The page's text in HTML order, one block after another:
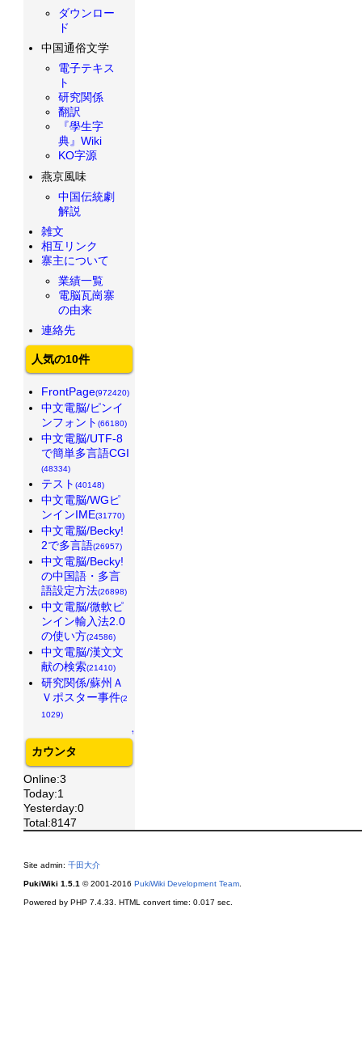
ダウンロー
ド
中国通俗文学
電子テキス
ト
研究関係
翻訳
『學生字
典』Wiki
KO字源
燕京風味
中国伝統劇
解説
雑文
相互リンク
寨主について
業績一覧
電脳瓦崗寨
の由来
連絡先
人気の10件
FrontPage(972420)
中文電脳/ピンイ
ンフォント (66180)
中文電脳/UTF-8
で簡単多言語CGI
(48334)
テスト (40148)
中文電脳/WGピ
ンインIME(31770)
中文電脳/Becky!
2で多言語(26957)
中文電脳/Becky!
の中国語・多言
語設定方法(26898)
中文電脳/微軟ピ
ンイン輸入法2.0
の使い方(24586)
中文電脳/漢文文
献の検索(21410)
研究関係/蘇州Ａ
Ｖポスター事件(2
1029)
↑
カウンタ
Online:3
Today:1
Yesterday:0
Total:8147
Site admin: 千田大介
PukiWiki 1.5.1 © 2001-2016 PukiWiki Development Team
Powered by PHP 7.4.33. HTML convert time: 0.017 sec.